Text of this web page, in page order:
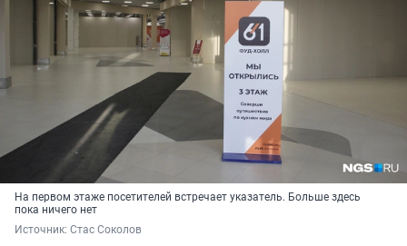
На первом этаже посетителей встречает указатель. Больше здесь
пока ничего нет
Источник: Стас Соколов